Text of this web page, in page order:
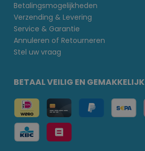
Betalingsmogelijkheden
Verzending & Levering
Service & Garantie
Annuleren of Retourneren
Stel uw vraag
BETAAL VEILIG EN GEMAKKELIJK